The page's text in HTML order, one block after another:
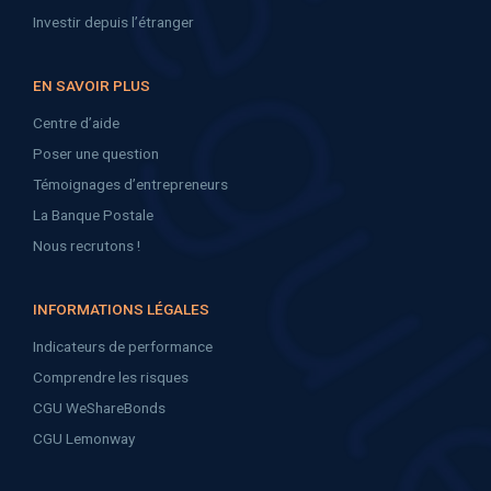
Investir depuis l’étranger
EN SAVOIR PLUS
Centre d’aide
Poser une question
Témoignages d’entrepreneurs
La Banque Postale
Nous recrutons !
INFORMATIONS LÉGALES
Indicateurs de performance
Comprendre les risques
CGU WeShareBonds
CGU Lemonway